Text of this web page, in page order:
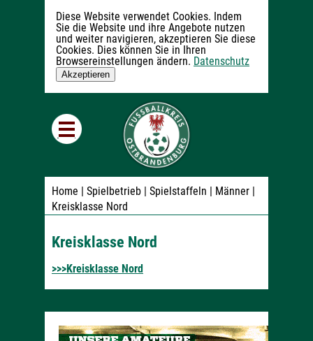
Diese Website verwendet Cookies. Indem
Sie die Website und ihre Angebote nutzen
und weiter navigieren, akzeptieren Sie diese
Cookies. Dies können Sie in Ihren
Browsereinstellungen ändern. Datenschutz
Akzeptieren
Home | Spielbetrieb | Spielstaffeln | Männer |
Kreisklasse Nord
Kreisklasse Nord
>>>Kreisklasse Nord